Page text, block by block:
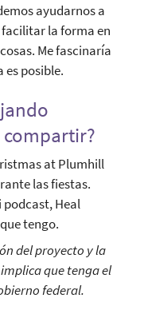
ayudarnos a
la forma en
Me fascinaría
posible.
at Plumhill
las fiestas.
podcast, Heal
tengo.
del proyecto y la
que tenga el
federal.